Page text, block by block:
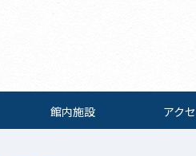
館内施設 アク